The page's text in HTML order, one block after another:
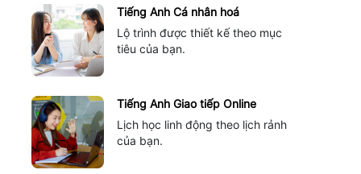
Tiếng Anh Cá nhân hoá
Lộ trình được thiết kế theo mục
tiêu của bạn.
Tiếng Anh Giao tiếp Online
Lịch học linh động theo lịch rảnh
của bạn.